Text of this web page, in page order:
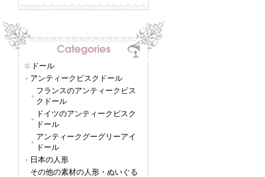
ドール
アンティークビスクドール
フランスのアンティークビス
クドール
ドイツのアンティークビスク
ドール
アンティークグーグリーアイ
ドール
日本の人形
その他の素材の人形・ぬいぐる